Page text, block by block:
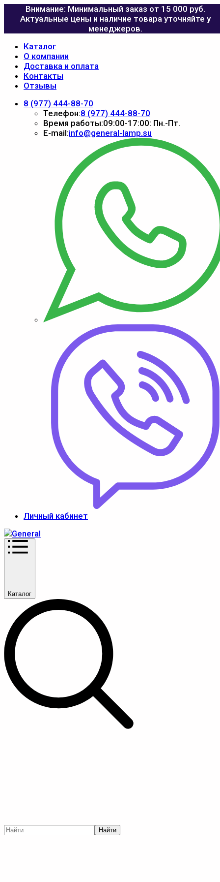
Внимание: Минимальный заказ от 15 000 руб.
Актуальные цены и наличие товара уточняйте у
менеджеров.
Каталог
О компании
Доставка и оплата
Контакты
Отзывы
8 (977) 444-88-70
Телефон:8 (977) 444-88-70
Время работы:09:00-17:00: Пн.-Пт.
E-mail:info@general-lamp.su
Личный кабинет
Каталог
Найти